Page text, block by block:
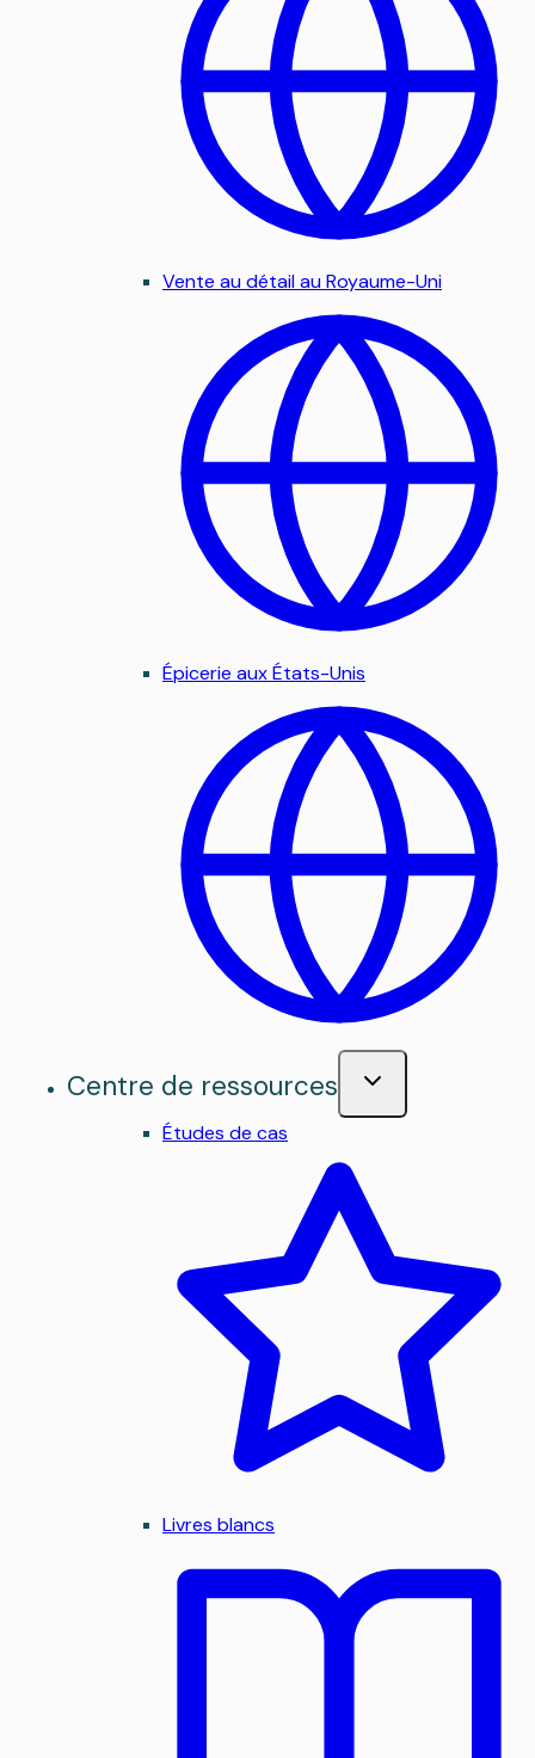
Vente au détail au Royaume-Uni
Épicerie aux États-Unis
Centre de ressources
Études de cas
Livres blancs